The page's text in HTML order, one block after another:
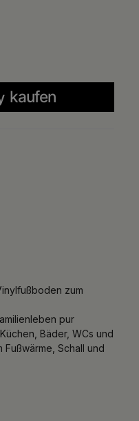
zum
pur
Bäder, WCs und
Schall und